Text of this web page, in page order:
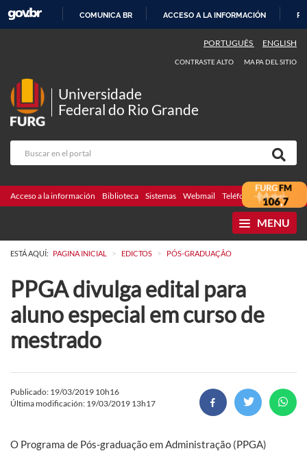
CONTENIDO
COMUNICA BR ACCESO A LA INFORMACIÓN
PORTUGUÊS ENGLISH
CONTRASTE ALTO MAPA DEL SITIO
Universidade
Federal do Rio Grande
Acceso a la información Biblioteca Sistemas Webmail Teléfonos Licitaciones
MENU
ESTÁ AQUÍ: PAGINA INICIAL > EDICTOS > PÓS-GRADUAÇÃO
PPGA divulga edital para
aluno especial em curso de
mestrado
Publicado: 19/03/2019 10h16
Última modificación: 19/03/2019 13h17
O Programa de Pós-graduação em Administração (PPGA)